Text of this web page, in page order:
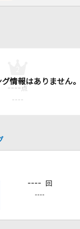
---- 点
----
---- 回
----